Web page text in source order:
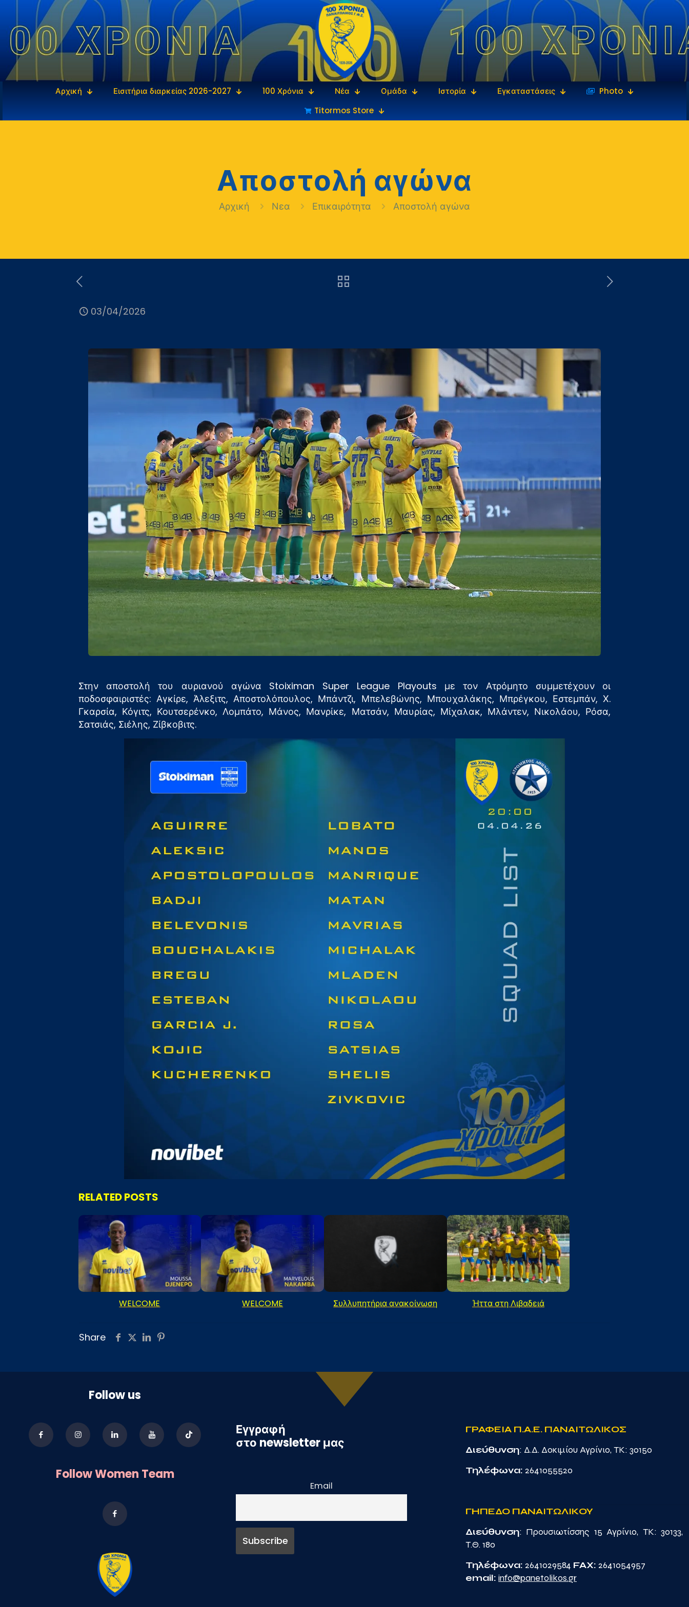
Αρχική Εισιτήρια διαρκείας 2026-2027 100 Χρόνια Νέα Ομάδα Ιστορία Εγκαταστάσεις
‎‏‏‎ ‎Photo
Titormos Store
Αποστολή αγώνα
Αρχική Νεα Επικαιρότητα Αποστολή αγώνα
03/04/2026
Στην αποστολή του αυριανού αγώνα Stoiximan Super League Playouts με τον Ατρόμητο συμμετέχουν οι
ποδοσφαιριστές: Αγκίρε, Άλεξιτς, Αποστολόπουλος, Μπάντζι, Μπελεβώνης, Μπουχαλάκης, Μπρέγκου, Εστεμπάν, Χ.
Γκαρσία, Κόγιτς, Κουτσερένκο, Λομπάτο, Μάνος, Μανρίκε, Ματσάν, Μαυρίας, Μίχαλακ, Μλάντεν, Νικολάου, Ρόσα,
Σατσιάς, Σιέλης, Ζίβκοβιτς.
RELATED POSTS
WELCOME WELCOME Συλλυπητήρια ανακοίνωση Ήττα στη Λιβαδειά
Share
Follow us
Follow Women Team
Εγγραφή
στο newsletter μας
Email
ΓΡΑΦΕΙΑ Π.Α.Ε. ΠΑΝΑΙΤΩΛΙΚΟΣ
Διεύθυνση: Δ.Δ. Δοκιμίου Αγρίνιο, TK: 30150
Τηλέφωνα: 2641055520
ΓΗΠΕΔΟ ΠΑΝΑΙΤΩΛΙΚΟΥ
Διεύθυνση: Προυσιωτίσσης 15 Αγρίνιο, TK: 30133,
Τ.Θ. 180
Τηλέφωνα: 2641029584 FAX: 2641054957
email: info@panetolikos.gr